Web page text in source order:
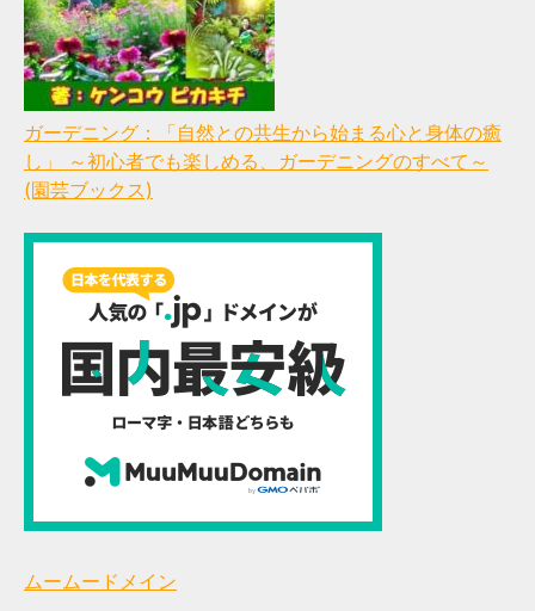
ガーデニング：「自然との共生から始まる心と身体の癒
し」 ～初心者でも楽しめる、ガーデニングのすべて～
(園芸ブックス)
ムームードメイン